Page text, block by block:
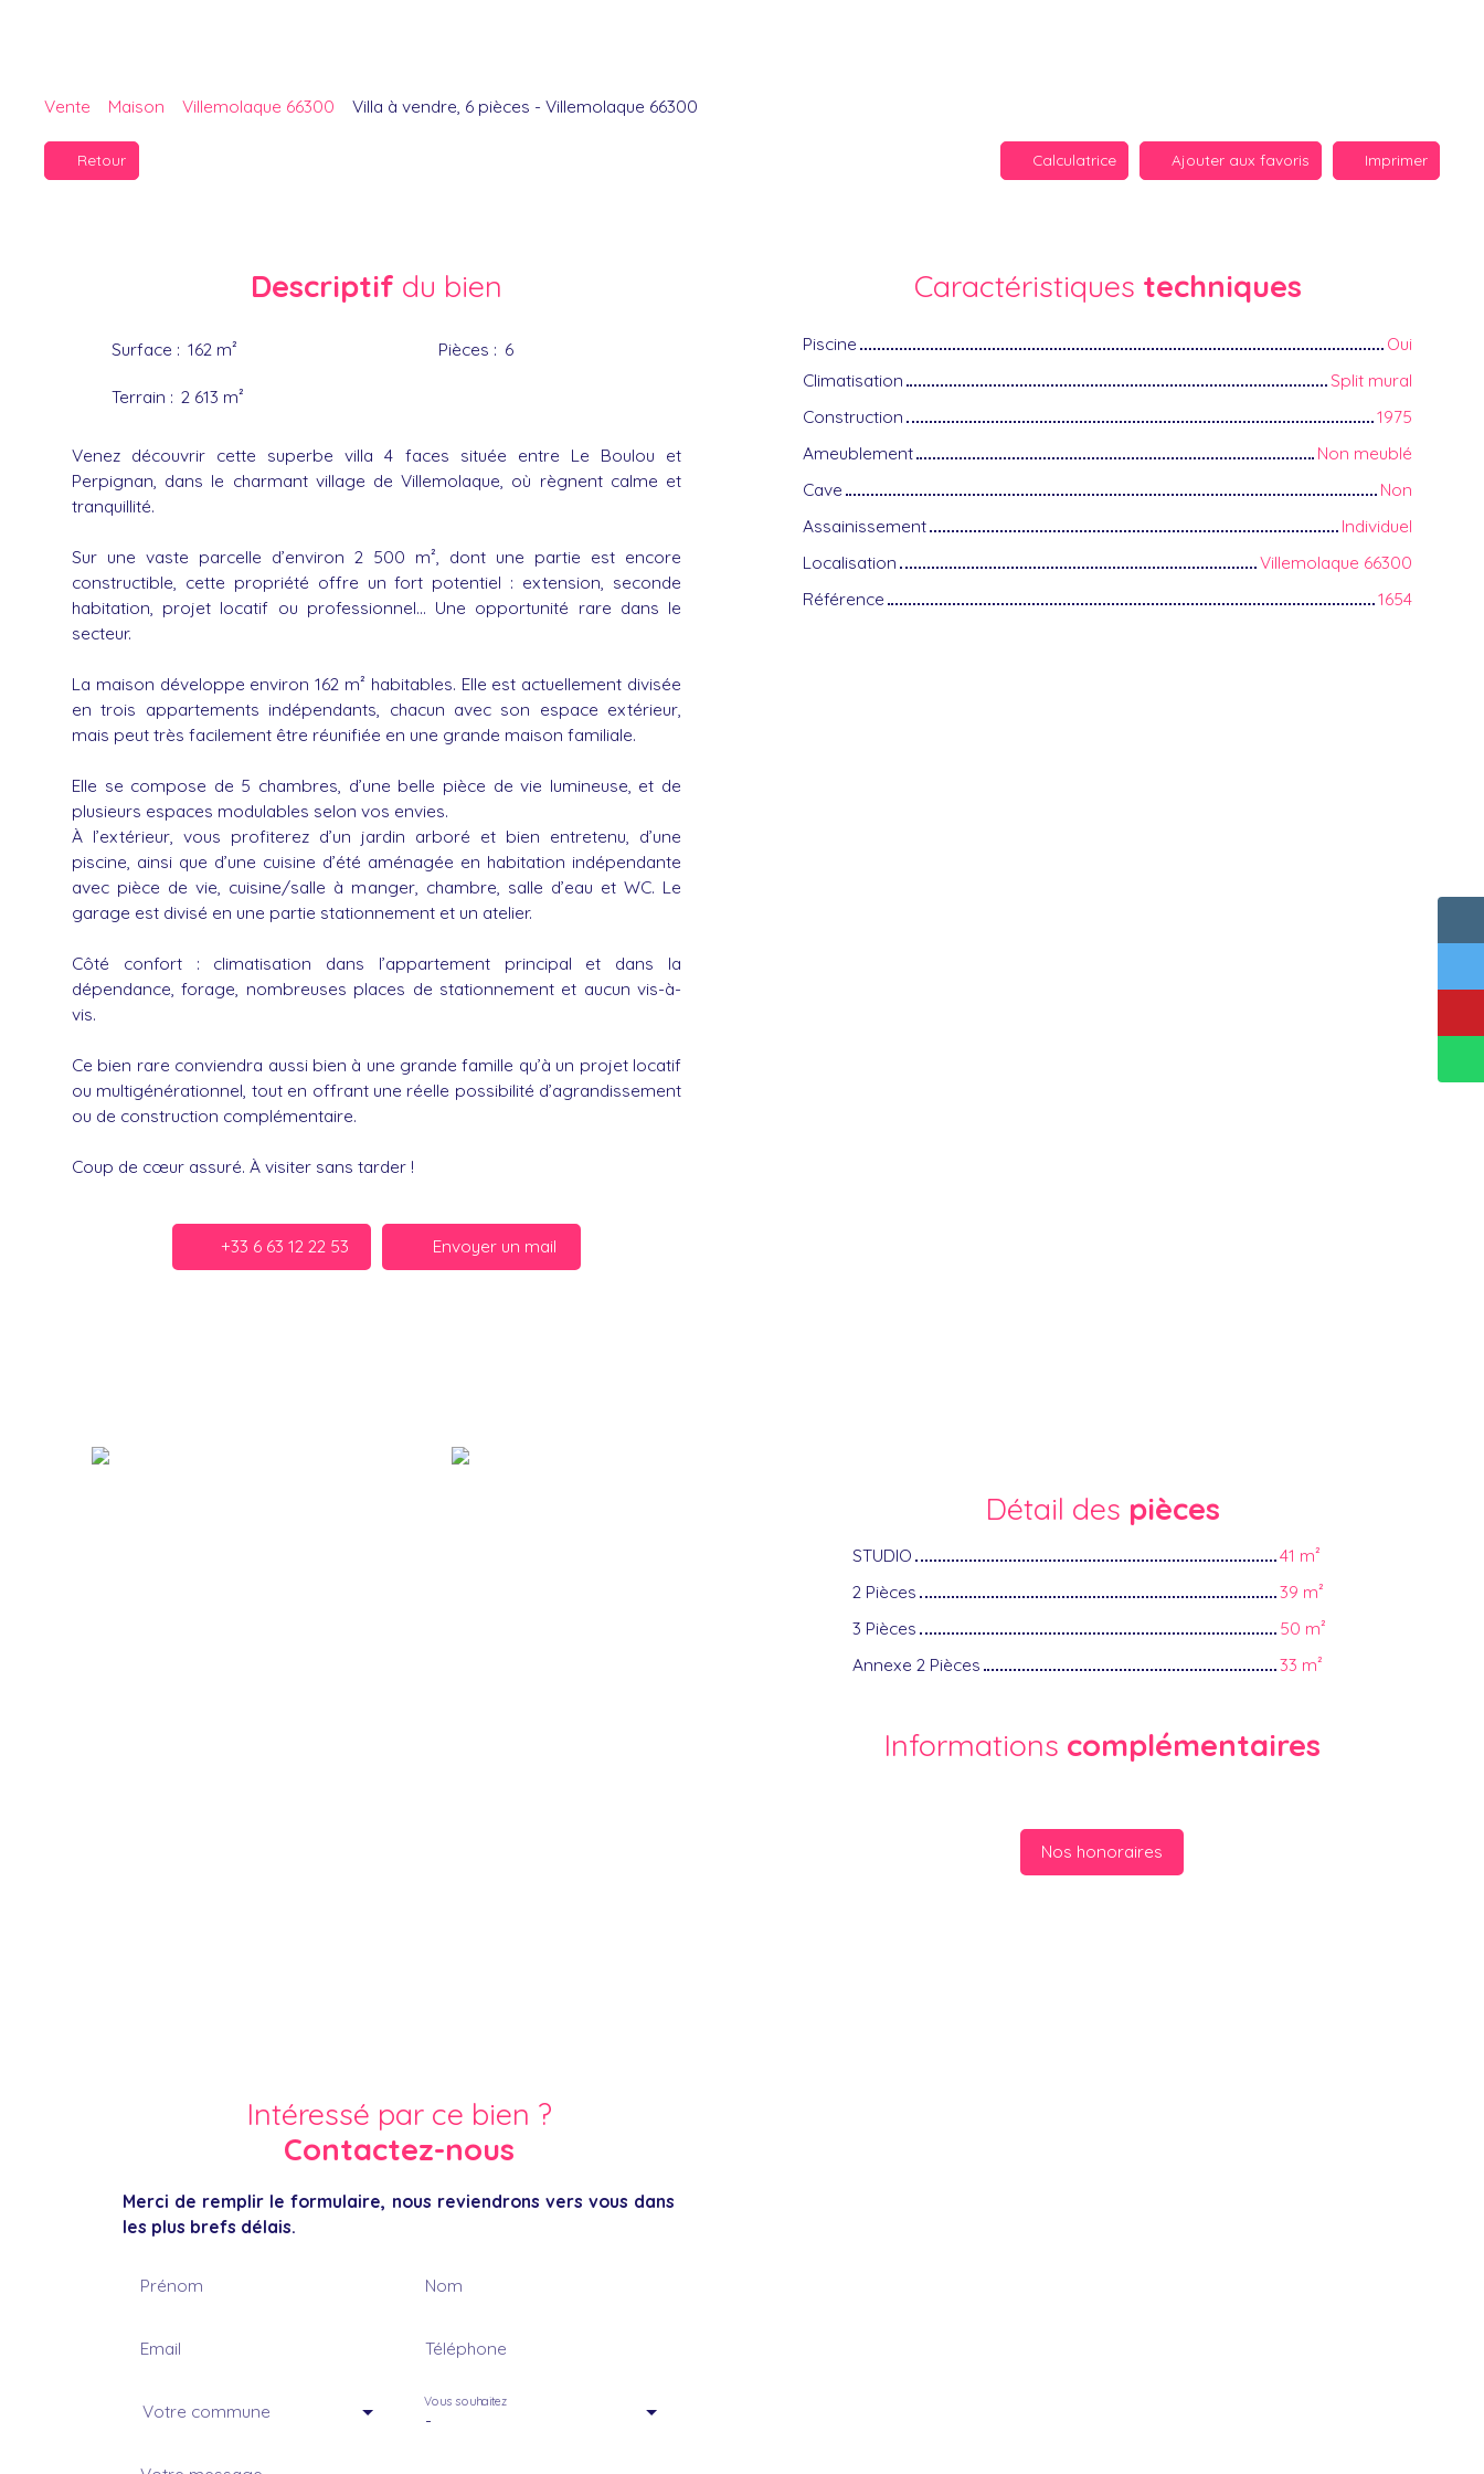
Vente Maison Villemolaque 66300 Villa à vendre, 6 pièces - Villemolaque 66300
Retour Calculatrice Ajouter aux favoris Imprimer
Descriptif du bien
Surface : 162 m² Pièces : 6
Terrain : 2 613 m²
Venez découvrir cette superbe villa 4 faces située entre Le Boulou et
Perpignan, dans le charmant village de Villemolaque, où règnent calme et
tranquillité.
Sur une vaste parcelle d’environ 2 500 m², dont une partie est encore
constructible, cette propriété offre un fort potentiel : extension, seconde
habitation, projet locatif ou professionnel… Une opportunité rare dans le
secteur.
La maison développe environ 162 m² habitables. Elle est actuellement divisée
en trois appartements indépendants, chacun avec son espace extérieur,
mais peut très facilement être réunifiée en une grande maison familiale.
Elle se compose de 5 chambres, d’une belle pièce de vie lumineuse, et de
plusieurs espaces modulables selon vos envies.
À l’extérieur, vous profiterez d’un jardin arboré et bien entretenu, d’une
piscine, ainsi que d’une cuisine d’été aménagée en habitation indépendante
avec pièce de vie, cuisine/salle à manger, chambre, salle d’eau et WC. Le
garage est divisé en une partie stationnement et un atelier.
Côté confort : climatisation dans l’appartement principal et dans la
dépendance, forage, nombreuses places de stationnement et aucun vis-à-
vis.
Ce bien rare conviendra aussi bien à une grande famille qu’à un projet locatif
ou multigénérationnel, tout en offrant une réelle possibilité d’agrandissement
ou de construction complémentaire.
Coup de cœur assuré. À visiter sans tarder !
+33 6 63 12 22 53 Envoyer un mail
Caractéristiques techniques
Piscine
Oui
Climatisation
Split mural
Construction
1975
Ameublement
Non meublé
Cave
Non
Assainissement
Individuel
Localisation
Villemolaque 66300
Référence
1654
Détail des pièces
STUDIO
41 m²
2 Pièces
39 m²
3 Pièces
50 m²
Annexe 2 Pièces
33 m²
Informations complémentaires
Nos honoraires
Intéressé par ce bien ?
Contactez-nous
Merci de remplir le formulaire, nous reviendrons vers vous dans
les plus brefs délais.
Prénom Nom
Email Téléphone
Votre commune -
Vous souhaitez